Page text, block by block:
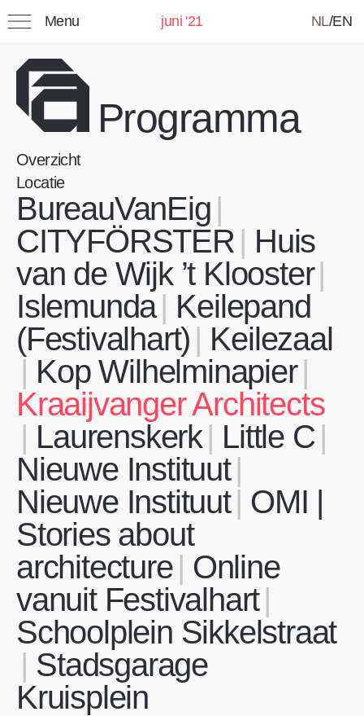
Menu juni '21 NL/EN
Programma
Overzicht
Locatie
BureauVanEig
CITYFÖRSTER
Huis
van de Wijk ’t Klooster
Islemunda
Keilepand
(Festivalhart)
Keilezaal
Kop Wilhelminapier
Kraaijvanger Architects
Laurenskerk
Little C
Nieuwe Instituut
Nieuwe Instituut OMI |
Stories about
architecture Online
vanuit Festivalhart
Schoolplein Sikkelstraat
Stadsgarage
Kruisplein
Zoeken:
Favorieten
Mijn lijst: Opgeslagen
evenementen
Titel Categorie Datum